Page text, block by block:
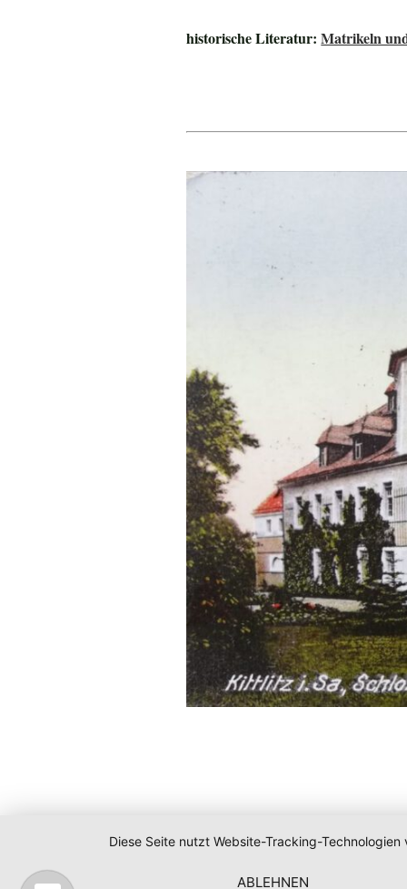
historische Literatur:Matrikeln
Diese Seite nutzt Website-Tracking-
ABLEHNEN